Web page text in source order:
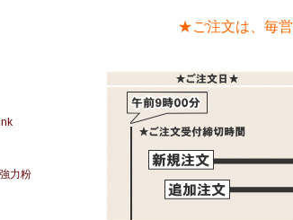
★ご注文は、毎
力粉